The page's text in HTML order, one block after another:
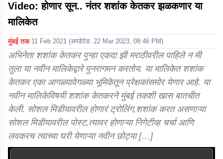
Video: होणार सून.. नंतर शशांक केतकर झळकणार या
मालिकेत
मुंबई तक 11 Feb 2021 (अपडेटेड: 22 Mar 2023, 08:46 PM)
अभिनेता शशांक केतकर पुन्हा एकदा झी मराठीवरील पाहिले न मी
तुला या नवीन मालिकेद्वारे पुनरागमन करतोय. या मालिकेत शशांक
केतकर एका आगळ्यावेगळ्या भूमिकेतून प्रेक्षकांसमोर येणार आहे. या
नवीन मालिकेविषयी शशांक केतकरने मुंबई तकशी खास बातचीत
केली. सोशल मिडीयावरील होणारं ट्रोलिंग,शशांक करत असणाऱ्या
सोशल मिडीयावरील पोस्ट,त्यावर होणाऱ्या निगेटीव्ह चर्चा आणि
लवकरच त्याच्या घरी येणाऱ्या नवीन छोट्या […]